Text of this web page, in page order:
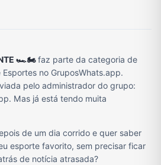
🏎️🏍️faz parte da categoria de
no GruposWhats.app.
pelo administrador do grupo:
Mas já está tendo muita
de um dia corrido e quer saber
esporte favorito, sem precisar ficar
de notícia atrasada?